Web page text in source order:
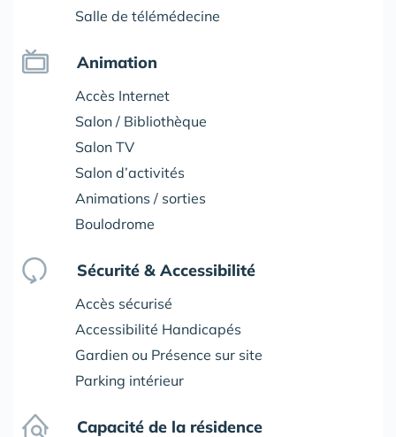
Salle de télémédecine
Animation
Accès Internet
Salon / Bibliothèque
Salon TV
Salon d’activités
Animations / sorties
Boulodrome
Sécurité & Accessibilité
Accès sécurisé
Accessibilité Handicapés
Gardien ou Présence sur site
Parking intérieur
Capacité de la résidence